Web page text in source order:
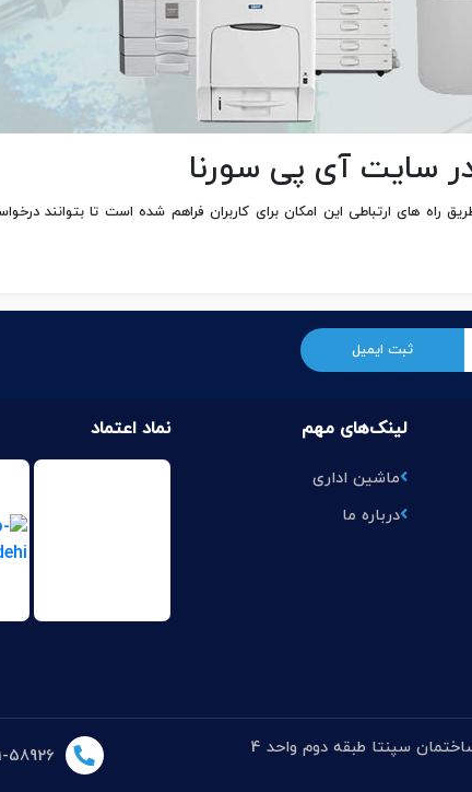
سایت آی پی سورنا
راه های ارتباطی این امکان برای کاربران فراهم شده است تا
لینک‌های مهم
ماشین اداری
درباره ما
نماد اعتماد
58926